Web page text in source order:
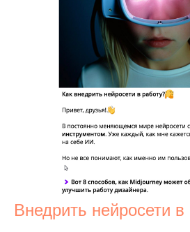
Внедрить нейросети в